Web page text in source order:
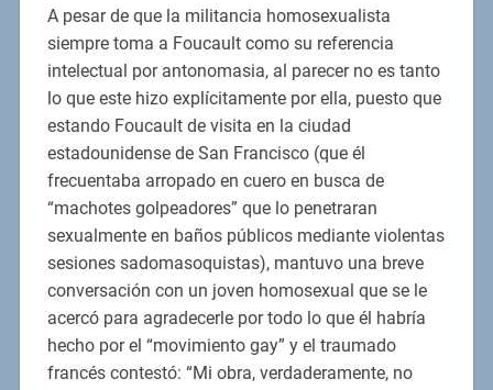
A pesar de que la militancia homosexualista
siempre toma a Foucault como su referencia
intelectual por antonomasia, al parecer no es tanto
lo que este hizo explícitamente por ella, puesto que
estando Foucault de visita en la ciudad
estadounidense de San Francisco (que él
frecuentaba arropado en cuero en busca de
“machotes golpeadores” que lo penetraran
sexualmente en baños públicos mediante violentas
sesiones sadomasoquistas), mantuvo una breve
conversación con un joven homosexual que se le
acercó para agradecerle por todo lo que él habría
hecho por el “movimiento gay” y el traumado
francés contestó: “Mi obra, verdaderamente, no